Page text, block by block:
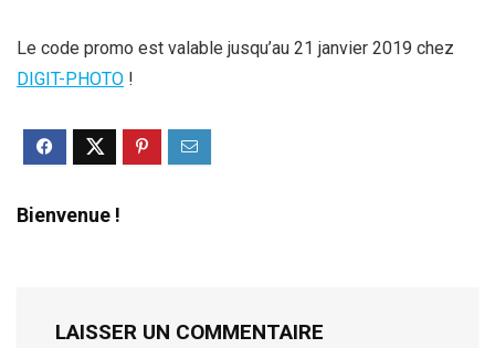
Le code promo est valable jusqu’au 21 janvier 2019 chez
DIGIT-PHOTO !
Bienvenue !
LAISSER UN COMMENTAIRE